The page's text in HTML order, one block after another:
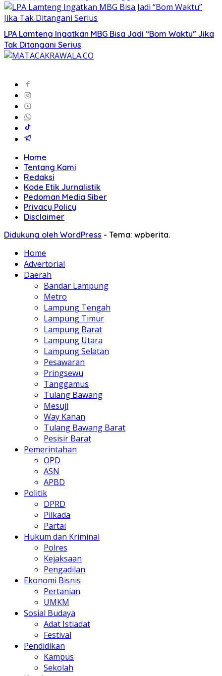
LPA Lamteng Ingatkan MBG Bisa Jadi “Bom Waktu” Jika
Tak Ditangani Serius
Home
Tentang Kami
Redaksi
Kode Etik Jurnalistik
Pedoman Media Siber
Privacy Policy
Disclaimer
Didukung oleh WordPress - Tema: wpberita.
Home
Advertorial
Daerah
Bandar Lampung
Metro
Lampung Tengah
Lampung Timur
Lampung Barat
Lampung Utara
Lampung Selatan
Pesawaran
Pringsewu
Tanggamus
Tulang Bawang
Mesuji
Way Kanan
Tulang Bawang Barat
Pesisir Barat
Pemerintahan
OPD
ASN
APBD
Politik
DPRD
Pilkada
Partai
Hukum dan Kriminal
Polres
Kejaksaan
Pengadilan
Ekonomi Bisnis
Pertanian
UMKM
Sosial Budaya
Adat Istiadat
Festival
Pendidikan
Kampus
Sekolah